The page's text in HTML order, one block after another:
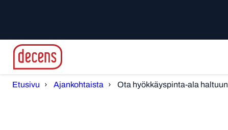
Etusivu Ajankohtaista Ota hyökkäyspinta-ala haltuun